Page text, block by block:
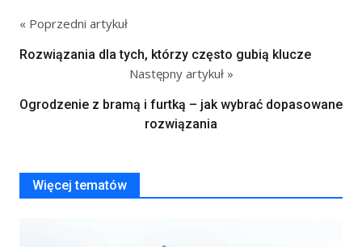
« Poprzedni artykuł
Rozwiązania dla tych, którzy często gubią klucze
Następny artykuł »
Ogrodzenie z bramą i furtką – jak wybrać dopasowane
rozwiązania
Więcej tematów